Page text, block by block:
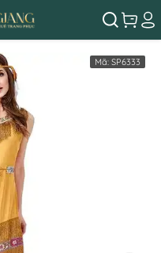
Mã: SP6333